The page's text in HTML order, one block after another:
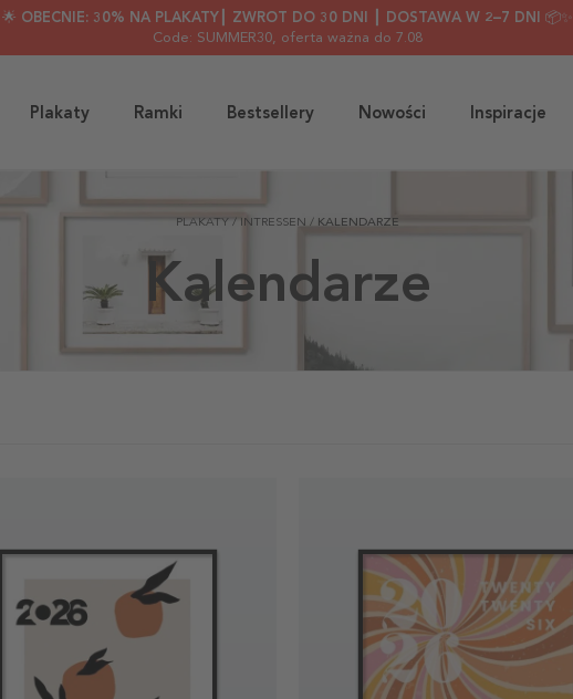
🌟 OBECNIE: 30% NA PLAKATY┃ ZWROT DO 30 DNI ┃ DOSTAWA W 2–7 DNI 📦✨
Code: SUMMER30, oferta ważna do 7.08
Plakaty Ramki Bestsellery Nowości Inspiracje
PLAKATY / INTRESSEN / KALENDARZE
Kalendarze